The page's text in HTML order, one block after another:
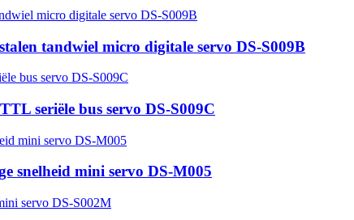
tandwiel micro digitale servo DS-S009B
seriële bus servo DS-S009C
snelheid mini servo DS-M005